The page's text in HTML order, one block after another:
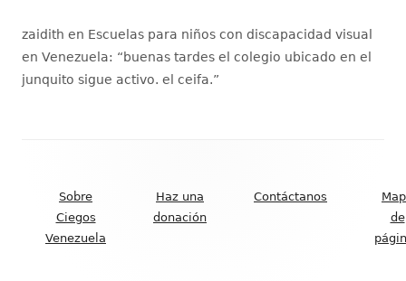
zaidith en Escuelas para niños con discapacidad visual
en Venezuela: “buenas tardes el colegio ubicado en el
junquito sigue activo. el ceifa.”
Footer
Sobre
Ciegos
Venezuela
Haz una
donación
Contáctanos
de